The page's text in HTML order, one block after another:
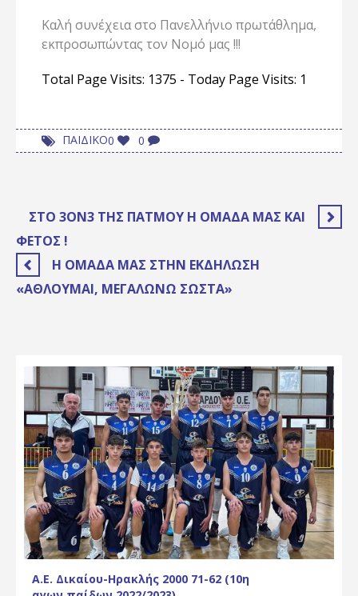
Καλή συνέχεια στο Πανελλήνιο πρωτάθλημα,
εκπροσωπώντας τον Νομό μας !!!
Total Page Visits: 1375 - Today Page Visits: 1
0
0
ΠΑΙΔΙΚΟ
ΣΤΟ 3ON3 ΤΗΣ ΠΆΤΜΟΥ Η ΟΜΆΔΑ ΜΑΣ ΚΑΙ
ΦΈΤΟΣ !
Η ΟΜΆΔΑ ΜΑΣ ΣΤΗΝ ΕΚΔΉΛΩΣΗ
«ΑΘΛΟΎΜΑΙ, ΜΕΓΑΛΏΝΩ ΣΩΣΤΆ»
Α.Ε. Δικαίου-Ηρακλής 2000 71-62 (10η